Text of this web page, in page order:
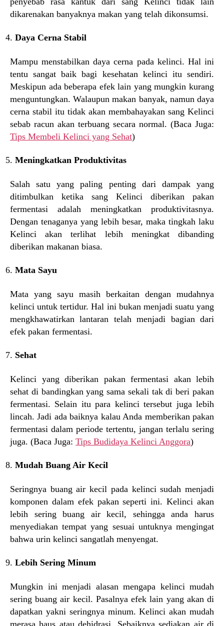
dikarenakan banyaknya makan yang telah dikonsumsi.
Daya Cerna Stabil
Mampu menstabilkan daya cerna pada kelinci. Hal ini
tentu sangat baik bagi kesehatan kelinci itu sendiri.
Meskipun ada beberapa efek lain yang mungkin kurang
menguntungkan. Walaupun makan banyak, namun daya
cerna stabil itu tidak akan membahayakan sang Kelinci
sebab racun akan terbuang secara normal. (Baca Juga:
Tips Membeli Kelinci yang Sehat)
Meningkatkan Produktivitas
Salah satu yang paling penting dari dampak yang
ditimbulkan ketika sang Kelinci diberikan pakan
fermentasi adalah meningkatkan produktivitasnya.
Dengan tenaganya yang lebih besar, maka tingkah laku
Kelinci akan terlihat lebih meningkat dibanding
diberikan makanan biasa.
Mata Sayu
Mata yang sayu masih berkaitan dengan mudahnya
kelinci untuk tertidur. Hal ini bukan menjadi suatu yang
mengkhawatirkan lantaran telah menjadi bagian dari
efek pakan fermentasi.
Sehat
Kelinci yang diberikan pakan fermentasi akan lebih
sehat di bandingkan yang sama sekali tak di beri pakan
fermentasi. Selain itu para kelinci tersebut juga lebih
lincah. Jadi ada baiknya kalau Anda memberikan pakan
fermentasi dalam periode tertentu, jangan terlalu sering
juga. (Baca Juga: Tips Budidaya Kelinci Anggora)
Mudah Buang Air Kecil
Seringnya buang air kecil pada kelinci sudah menjadi
komponen dalam efek pakan seperti ini. Kelinci akan
lebih sering buang air kecil, sehingga anda harus
menyediakan tempat yang sesuai untuknya mengingat
bahwa urin kelinci sangatlah menyengat.
Lebih Sering Minum
Mungkin ini menjadi alasan mengapa kelinci mudah
sering buang air kecil. Pasalnya efek lain yang akan di
dapatkan yakni seringnya minum. Kelinci akan mudah
merasa haus atau dehidrasi. Sebaiknya sediakan air di